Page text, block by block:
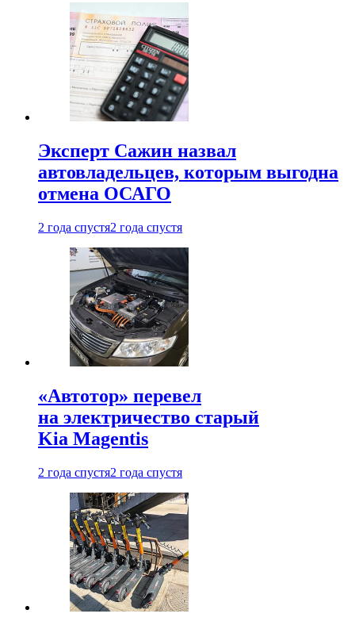
Эксперт Сажин назвал
автовладельцев, которым выгодна
отмена ОСАГО
2 года спустя2 года спустя
«Автотор» перевел
на электричество старый
Kia Magentis
2 года спустя2 года спустя